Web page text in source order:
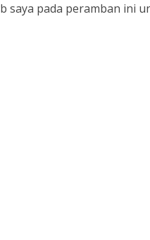
saya pada peramban ini